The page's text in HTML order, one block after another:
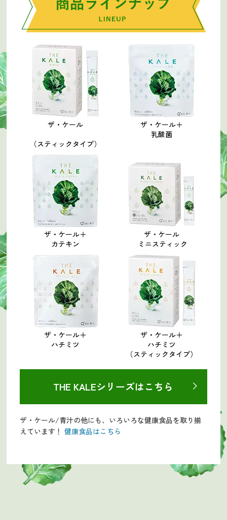
ザ・ケール
（スティックタイプ）
ザ・ケール＋
乳酸菌
ザ・ケール＋
カテキン
ザ・ケール
ミニスティック
ザ・ケール＋
ハチミツ
ザ・ケール＋
ハチミツ
（スティックタイプ）
THE KALEシリーズはこちら
ザ・ケール/青汁の他にも、いろいろな健康食品を取り揃
えています！ 健康食品はこちら